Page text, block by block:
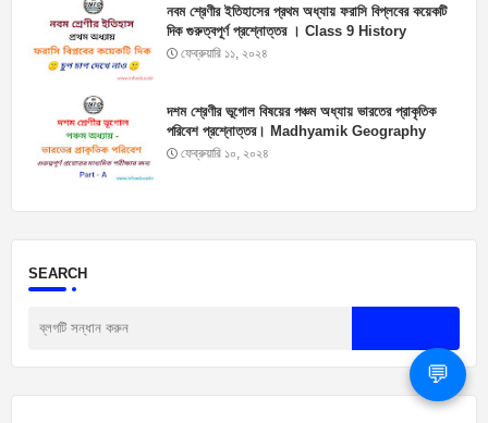
💬
নবম শ্রেণীর ইতিহাসের প্রথম অধ্যায় ফরাসি বিপ্লবের কয়েকটি
দিক গুরুত্বপূর্ণ প্রশ্নোত্তর । Class 9 History
Suggestions
ফেব্রুয়ারি ১১, ২০২৪
দশম শ্রেণীর ভূগোল বিষয়ের পঞ্চম অধ্যায় ভারতের প্রাকৃতিক
পরিবেশ প্রশ্নোত্তর। Madhyamik Geography
Suggestion 2025
ফেব্রুয়ারি ১০, ২০২৪
SEARCH